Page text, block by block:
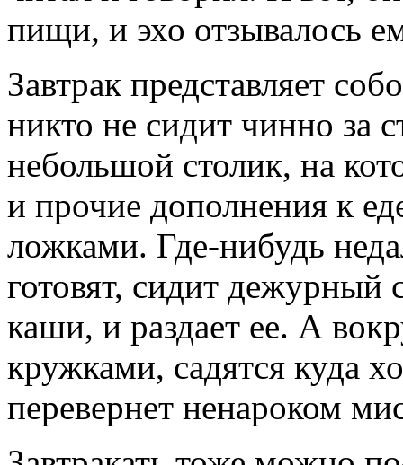
пищи, и эхо отзывалось
Завтрак представляет
никто не сидит чинно за
небольшой столик, на
и прочие дополнения к
ложками. Где-нибудь
готовят, сидит
каши, и раздает ее. А
кружками, садятся куда
перевернет ненароком